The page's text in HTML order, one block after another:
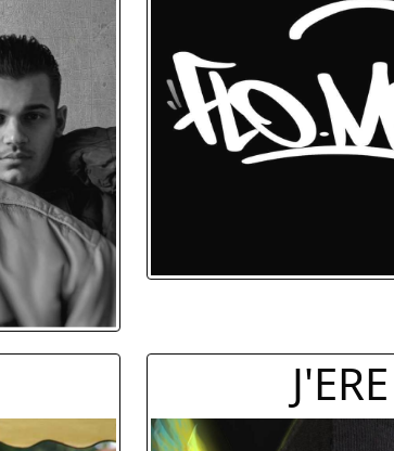
J'ERE